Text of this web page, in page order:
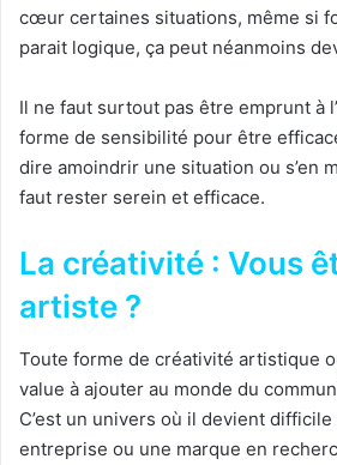
cœur certaines situations, même si
parait logique, ça peut néanmoins
Il ne faut surtout pas être emprunt à
forme de sensibilité pour être
dire amoindrir une situation ou s’en
faut rester serein et efficace.
La créativité : Vous
artiste ?
Toute forme de créativité artistique
value à ajouter au monde du
C’est un univers où il devient
entreprise ou une marque en